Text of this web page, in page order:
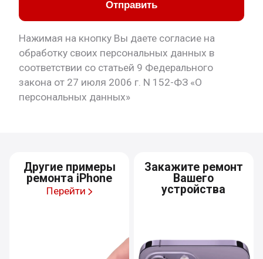
Отправить
Нажимая на кнопку Вы даете согласие на
обработку своих персональных данных в
соответствии со статьей 9 Федерального
закона от 27 июля 2006 г. N 152-ФЗ «О
персональных данных»
Другие примеры
ремонта iPhone
Перейти
Закажите ремонт
Вашего
устройства